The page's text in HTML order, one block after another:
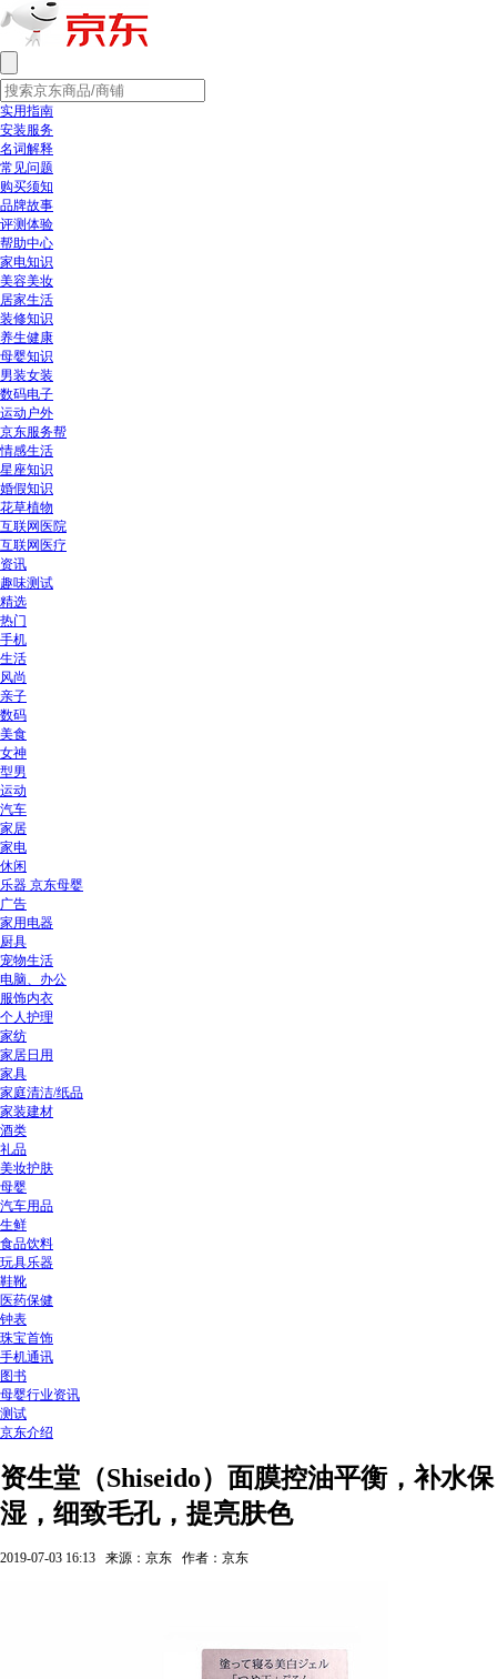
实用指南
安装服务
名词解释
常见问题
购买须知
品牌故事
评测体验
帮助中心
家电知识
美容美妆
居家生活
装修知识
养生健康
母婴知识
男装女装
数码电子
运动户外
京东服务帮
情感生活
星座知识
婚假知识
花草植物
互联网医院
互联网医疗
资讯
趣味测试
精选
热门
手机
生活
风尚
亲子
数码
美食
女神
型男
运动
汽车
家居
家电
休闲
乐器 京东母婴
广告
家用电器
厨具
宠物生活
电脑、办公
服饰内衣
个人护理
家纺
家居日用
家具
家庭清洁/纸品
家装建材
酒类
礼品
美妆护肤
母婴
汽车用品
生鲜
食品饮料
玩具乐器
鞋靴
医药保健
钟表
珠宝首饰
手机通讯
图书
母婴行业资讯
测试
京东介绍
资生堂（Shiseido）面膜控油平衡，补水保
湿，细致毛孔，提亮肤色
2019-07-03 16:13 来源：京东 作者：京东